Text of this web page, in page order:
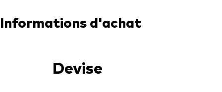
Informations d'achat
Devise